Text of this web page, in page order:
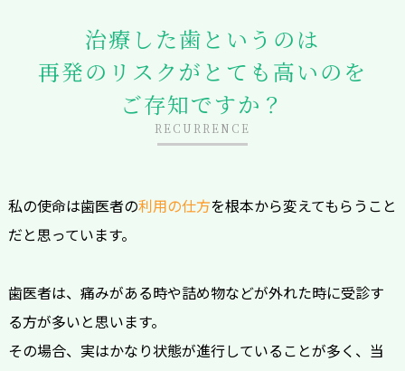
治療した歯というのは
再発のリスクがとても高いのを
ご存知ですか？
RECURRENCE
私の使命は歯医者の利用の仕方を根本から変えてもらうこと
だと思っています。
歯医者は、痛みがある時や詰め物などが外れた時に受診す
る方が多いと思います。
その場合、実はかなり状態が進行していることが多く、当